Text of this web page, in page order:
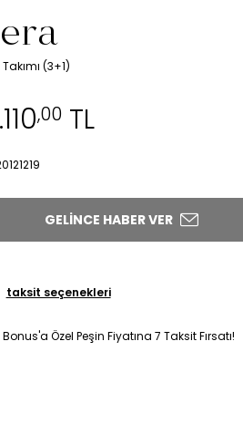
(3+1)
,00TL
GELINCE HABER VER
taksit seçenekleri
Bonus'a Özel Peşin Fiyatına 7 Taksit Fırsatı!